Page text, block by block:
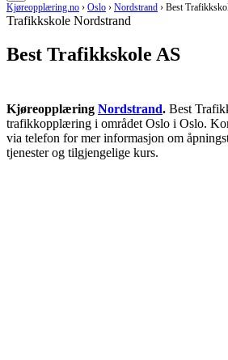
Kjøreopplæring.no › Oslo › Nordstrand › Best
Trafikkskole Nordstrand
Best Trafikkskole AS
Kjøreopplæring Nordstrand. Best
trafikkopplæring i området Oslo i Oslo.
via telefon for mer informasjon om
tjenester og tilgjengelige kurs.